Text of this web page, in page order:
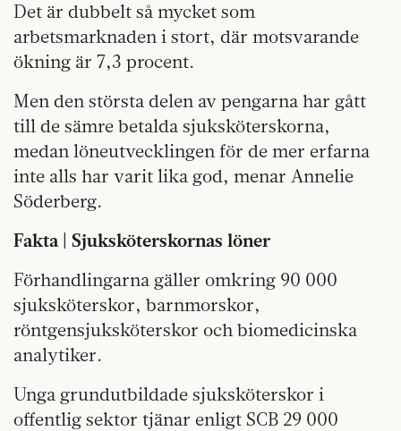
Det är dubbelt så mycket som
arbetsmarknaden i stort, där motsvarande
ökning är 7,3 procent.
Men den största delen av pengarna har gått
till de sämre betalda sjuksköterskorna,
medan löneutvecklingen för de mer erfarna
inte alls har varit lika god, menar Annelie
Söderberg.
Fakta | Sjuksköterskornas löner
Förhandlingarna gäller omkring 90 000
sjuksköterskor, barnmorskor,
röntgensjuksköterskor och biomedicinska
analytiker.
Unga grundutbildade sjuksköterskor i
offentlig sektor tjänar enligt SCB 29 000